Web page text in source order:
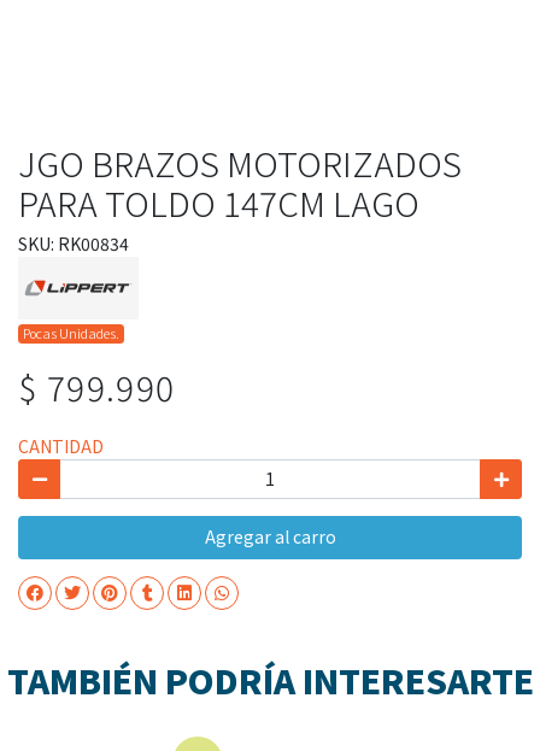
JGO BRAZOS MOTORIZADOS
PARA TOLDO 147CM LAGO
SKU: RK00834
Pocas Unidades.
$ 799.990
CANTIDAD
Agregar al carro
TAMBIÉN PODRÍA INTERESARTE